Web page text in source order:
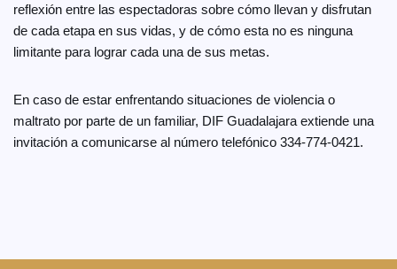
reflexión entre las espectadoras sobre cómo llevan y disfrutan
de cada etapa en sus vidas, y de cómo esta no es ninguna
limitante para lograr cada una de sus metas.
En caso de estar enfrentando situaciones de violencia o
maltrato por parte de un familiar, DIF Guadalajara extiende una
invitación a comunicarse al número telefónico 334-774-0421.